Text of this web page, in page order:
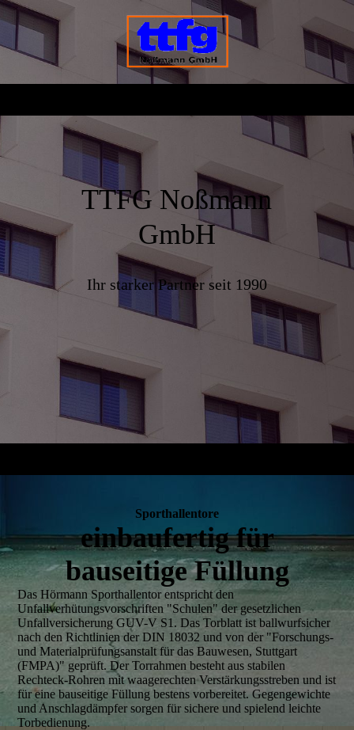
TTFG Noßmann
GmbH
Ihr starker Partner seit 1990
Sporthallentore
einbaufertig für
bauseitige Füllung
Das Hörmann Sporthallentor entspricht den
Unfallverhütungsvorschriften "Schulen" der gesetzlichen
Unfallversicherung GUV-V S1. Das Torblatt ist ballwurfsicher
nach den Richtlinien der DIN 18032 und von der "Forschungs-
und Materialprüfungsanstalt für das Bauwesen, Stuttgart
(FMPA)" geprüft. Der Torrahmen besteht aus stabilen
Rechteck-Rohren mit waagerechten Verstärkungsstreben und ist
für eine bauseitige Füllung bestens vorbereitet. Gegengewichte
und Anschlagdämpfer sorgen für sichere und spielend leichte
Torbedienung.